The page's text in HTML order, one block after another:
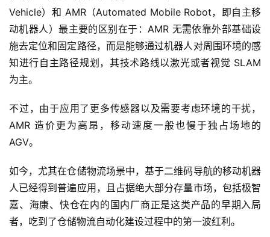
Vehicle）和 AMR（Automated Mobile Robot，即自主移
动机器人）最主要的区别在于：AMR 无需依靠外部基础设
施去定位和固定路径，而是能够通过机器人对周围环境的感
知进行自主路径规划，其技术路线以激光或者视觉 SLAM
为主。
不过，由于应用了更多传感器以及需要考虑环境的干扰，
AMR 造价更为高昂，移动速度一般也慢于独占场地的
AGV。
如今，尤其在仓储物流场景中，基于二维码导航的移动机器
人已经得到普遍应用，且占据绝大部分存量市场，包括极智
嘉、海康、快仓在内的国内厂商正是这类产品的早期入局
者，吃到了仓储物流自动化建设过程中的第一波红利。